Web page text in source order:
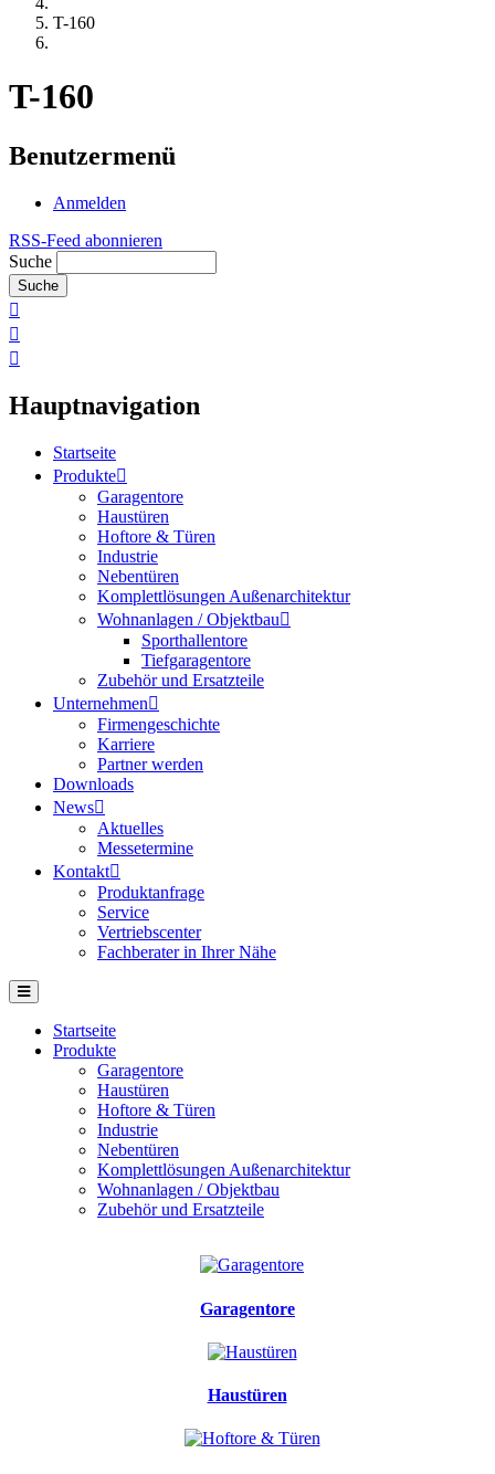
T-160
T-160
Benutzermenü
Anmelden
RSS-Feed abonnieren
Suche
Hauptnavigation
Startseite
Produkte
Garagentore
Haustüren
Hoftore & Türen
Industrie
Nebentüren
Komplettlösungen Außenarchitektur
Wohnanlagen / Objektbau
Sporthallentore
Tiefgaragentore
Zubehör und Ersatzteile
Unternehmen
Firmengeschichte
Karriere
Partner werden
Downloads
News
Aktuelles
Messetermine
Kontakt
Produktanfrage
Service
Vertriebscenter
Fachberater in Ihrer Nähe
Startseite
Produkte
Garagentore
Haustüren
Hoftore & Türen
Industrie
Nebentüren
Komplettlösungen Außenarchitektur
Wohnanlagen / Objektbau
Zubehör und Ersatzteile
Garagentore
Haustüren